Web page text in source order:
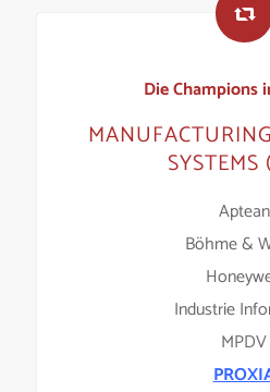
Die Champions
SYSTEMS
Aptean
Böhme &
Industrie
MPDV